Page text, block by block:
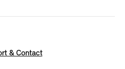
& Contact